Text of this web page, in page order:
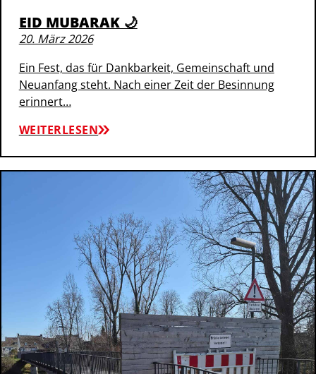
EID MUBARAK 🌙
20. März 2026
Ein Fest, das für Dankbarkeit, Gemeinschaft und
Neuanfang steht. Nach einer Zeit der Besinnung
erinnert…
WEITERLESEN